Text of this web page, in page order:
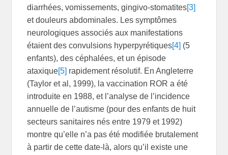
diarrhées, vomissements, gingivo-stomatites[3]
et douleurs abdominales. Les symptômes
neurologiques associés aux manifestations
étaient des convulsions hyperpyrétiques[4] (5
enfants), des céphalées, et un épisode
ataxique[5] rapidement résolutif. En Angleterre
(Taylor et al, 1999), la vaccination ROR a été
introduite en 1988, et l’analyse de l’incidence
annuelle de l’autisme (pour des enfants de huit
secteurs sanitaires nés entre 1979 et 1992)
montre qu’elle n’a pas été modifiée brutalement
à partir de cette date-là, alors qu’il existe une